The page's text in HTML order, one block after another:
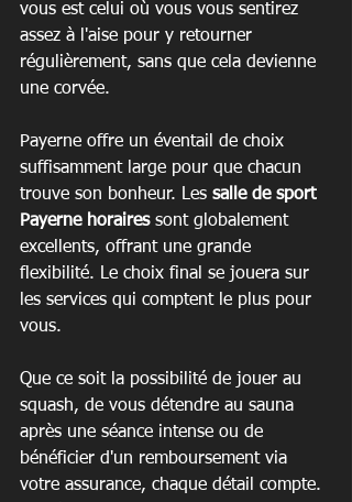
vous est celui où vous vous sentirez
assez à l'aise pour y retourner
régulièrement, sans que cela devienne
une corvée.
Payerne offre un éventail de choix
suffisamment large pour que chacun
trouve son bonheur. Les salle de sport
Payerne horaires sont globalement
excellents, offrant une grande
flexibilité. Le choix final se jouera sur
les services qui comptent le plus pour
vous.
Que ce soit la possibilité de jouer au
squash, de vous détendre au sauna
après une séance intense ou de
bénéficier d'un remboursement via
votre assurance, chaque détail compte.